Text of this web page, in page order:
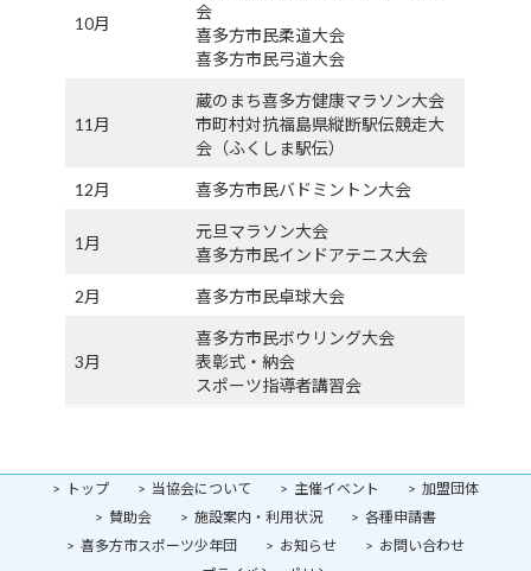
10月
会
喜多方市民柔道大会
喜多方市民弓道大会
11月
蔵のまち喜多方健康マラソン大会
市町村対抗福島県縦断駅伝競走大
会（ふくしま駅伝）
12月 喜多方市民バドミントン大会
1月
元旦マラソン大会
喜多方市民インドアテニス大会
2月 喜多方市民卓球大会
3月
喜多方市民ボウリング大会
表彰式・納会
スポーツ指導者講習会
トップ 当協会について 主催イベント
加盟団体
賛助会
施設案内・利用状況
各種申請書
喜多方市スポーツ少年団
お知らせ
お問い合わせ